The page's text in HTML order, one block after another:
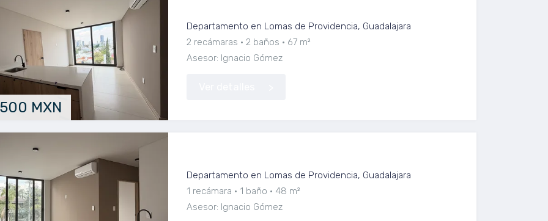
MXN
Departamento en Lomas de Providencia, Guadalajara
2 recámaras
2 baños
67 m²
Asesor: Ignacio Gómez
Departamento en Lomas de Providencia, Guadalajara
1 recámara
1 baño
48 m²
Asesor: Ignacio Gómez